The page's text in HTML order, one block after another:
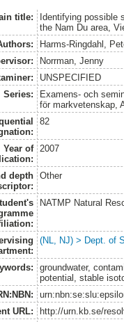
title:
Identifying possible
the Nam Du area,
Harms-Ringdahl,
Norrman, Jenny
UNSPECIFIED
Series:
Examens- och
för markvetenskap,
82
Year of
2007
depth
Other
NATMP Natural
(NL, NJ) > Dept. of
groundwater,
potential, stable
URL:
http://urn.kb.se/